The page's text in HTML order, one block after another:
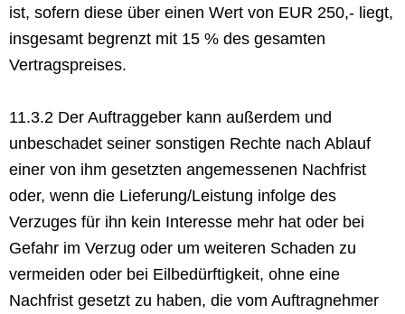
ist, sofern diese über einen Wert von EUR 250,- liegt,
insgesamt begrenzt mit 15 % des gesamten
Vertragspreises.
11.3.2 Der Auftraggeber kann außerdem und
unbeschadet seiner sonstigen Rechte nach Ablauf
einer von ihm gesetzten angemessenen Nachfrist
oder, wenn die Lieferung/Leistung infolge des
Verzuges für ihn kein Interesse mehr hat oder bei
Gefahr im Verzug oder um weiteren Schaden zu
vermeiden oder bei Eilbedürftigkeit, ohne eine
Nachfrist gesetzt zu haben, die vom Auftragnehmer